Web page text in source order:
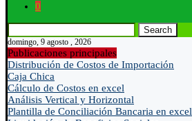
0
Search
domingo, 9 agosto , 2026
Publicaciones principales
Distribución de Costos de Importación
Caja Chica
Cálculo de Costos en excel
Análisis Vertical y Horizontal
Plantilla de Conciliación Bancaria en excel